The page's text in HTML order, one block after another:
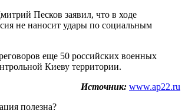
Песков заявил, что в ходе
не наносит удары по социальным
еще 50 российских военных
Киеву территории.
Источник: www.ap22.ru
полезна?